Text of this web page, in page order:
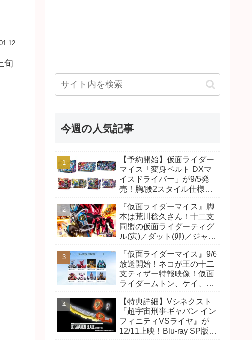
旬
今週の人気記事
【予約開始】仮面ライダー
マイス「変身ベルト DXマ
イスドライバー」が9/5発
売！胸/腰2スタイル仕様！
ッシュ、ジャオ/バイト、ケ
イ/ショットボーンバックル
も！
『仮面ライダーマイス』脚
本は荒川稔久さん！十二支
同盟の仮面ライダーティグ
ル(寅)／ダット(卯)／ジャオ
尾達臣のキャストが発表！
トリガーのアキト金子隼也
さんも変身！
『仮面ライダーマイス』9/6
放送開始！ネコが王の十二
支ティザー特報映像！仮面
ライダームトン、ケイ、ヴ
開！ライダーは子丑寅卯辰
巳午未申酉戌亥猫猫の14
人⁉
【特典詳細】Vシネクスト
『超宇宙刑事ギャバン イン
フィニティVSライヤ』が
12/11上映！Blu-ray SP版は